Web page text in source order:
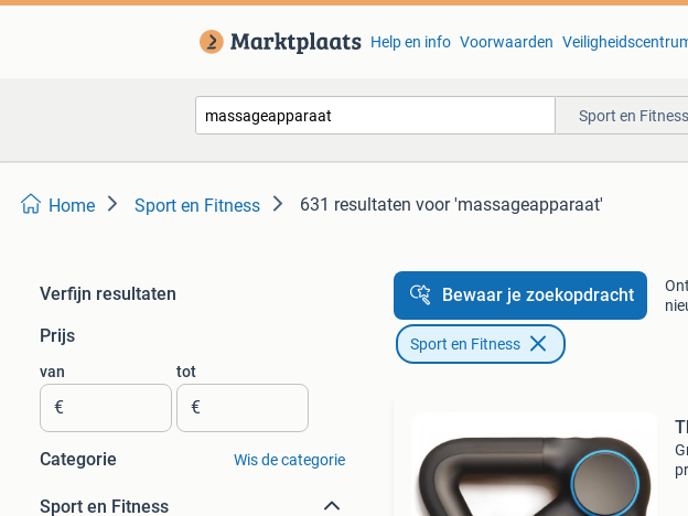
Help en info Voorwaarden
Sport en Fitness
Home Sport en Fitness 631 resultaten voor 'massageapparaat'
Verfijn resultaten
Prijs
van
€
tot
€
Categorie Wis de categorie
Sport en Fitness
Bewaar je zoekopdracht
Sport en Fitness